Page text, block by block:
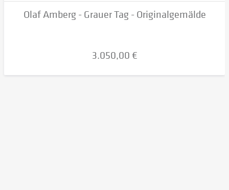
Olaf Amberg - Grauer Tag - Originalgemälde
3.050,00 €